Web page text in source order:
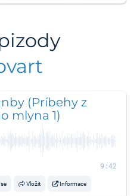
(Príbehy z
mlyna 1)
9:42
Vložit Informace